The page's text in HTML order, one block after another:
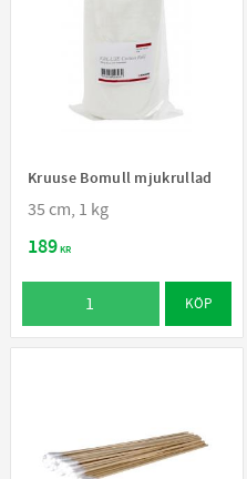
Kruuse Bomull mjukrullad
35 cm, 1 kg
189KR
KÖP